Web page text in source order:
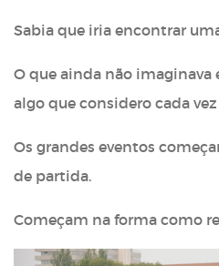
Sabia que iria encontrar
O que ainda não imaginava
algo que considero cada
Os grandes eventos
de partida.
Começam na forma como